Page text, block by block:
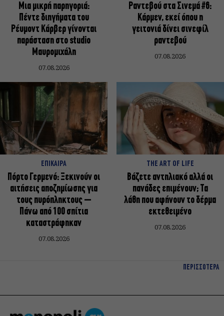
Μια μικρή παρηγοριά:
Πέντε διηγήματα του
Ρέυμοντ Κάρβερ γίνονται
παράσταση στο studio
Μαυρομιχάλη
07.08.2026
Ραντεβού στα Σινεμά #6:
Κάρμεν, εκεί όπου η
γειτονιά δίνει σινεφίλ
ραντεβού
07.08.2026
ΕΠΙΚΑΙΡΑ
Πόρτο Γερμενό: Ξεκινούν οι
αιτήσεις αποζημίωσης για
τους πυρόπληκτους –
Πάνω από 100 σπίτια
καταστράφηκαν
07.08.2026
THE ART OF LIFE
Βάζετε αντηλιακό αλλά οι
πανάδες επιμένουν; Τα
λάθη που αφήνουν το δέρμα
εκτεθειμένο
07.08.2026
ΠΕΡΙΣΣΟΤΕΡΑ